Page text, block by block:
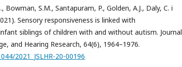
Bowman, S.M., Santapuram, P., Golden, A.J., Daly, C. i
Sensory responsiveness is linked with
siblings of children with and without autism. Journal
and Hearing Research, 64(6), 1964–1976.
2021_JSLHR-20-00196